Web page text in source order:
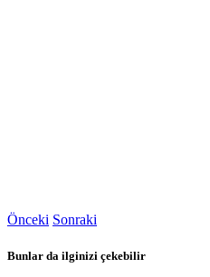
Önceki Sonraki
Bunlar da ilginizi çekebilir